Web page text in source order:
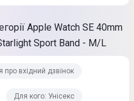
Apple Watch SE 40mm
Sport Band - M/L
про вхідний дзвінок
Для кого: Унісекс